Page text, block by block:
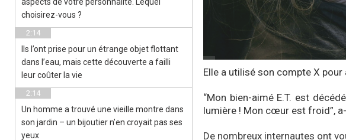
Elle a utilisé son compte X
“Mon bien-aimé E.T. est
lumière ! Mon cœur est froid”,
De nombreux internautes ont
choisirez-vous ?
2:14
Ils l’ont prise pour un étrange objet flottant
dans l’eau, mais cette découverte a failli
leur coûter la vie
2:14
Un homme a trouvé une vieille montre dans
son jardin – un bijoutier n’en croyait pas ses
yeux